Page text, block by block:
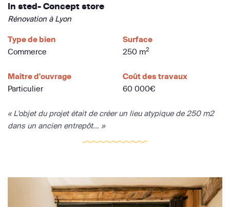
In sted- Concept store
Rénovation à Lyon
Type de bien
Commerce
Surface
250 m2
Maître d'ouvrage
Particulier
Coût des travaux
60 000€
« L'objet du projet était de créer un lieu atypique de 250 m2
dans un ancien entrepôt... »